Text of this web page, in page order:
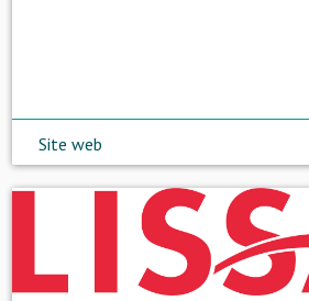
Site web